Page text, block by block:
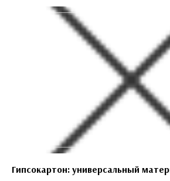
Гипсокартон: универсальный